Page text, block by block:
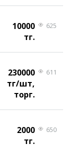
10000
тг.
625
230000
тг/шт,
торг.
611
2000
тг.
650